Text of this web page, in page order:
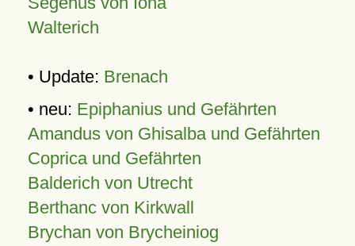
Walterich
• Update: Brenach
• neu: Epiphanius und Gefährten
Amandus von Ghisalba und Gefährten
Coprica und Gefährten
Balderich von Utrecht
Berthanc von Kirkwall
Brychan von Brycheiniog